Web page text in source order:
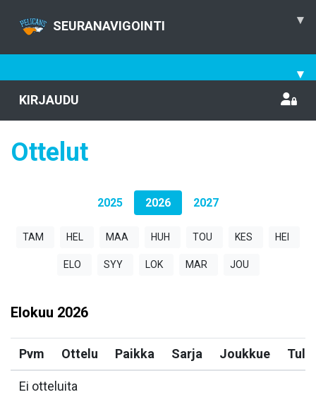
SEURANAVIGOINTI ▾
▾
KIRJAUDU
Ottelut
2025 2026 2027
TAM HEL MAA HUH TOU KES HEI
ELO SYY LOK MAR JOU
Elokuu 2026
Pvm Ottelu Paikka Sarja Joukkue
Ei otteluita